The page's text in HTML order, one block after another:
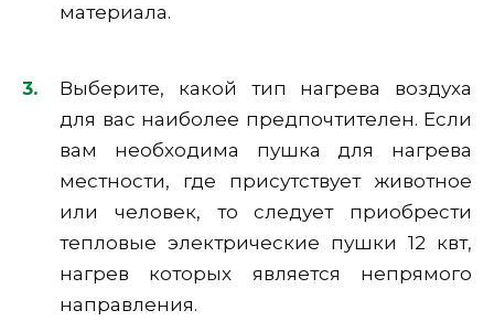
материала.
Выберите, какой тип нагрева воздуха
для вас наиболее предпочтителен. Если
вам необходима пушка для нагрева
местности, где присутствует животное
или человек, то следует приобрести
тепловые электрические пушки 12 квт,
нагрев которых является непрямого
направления.